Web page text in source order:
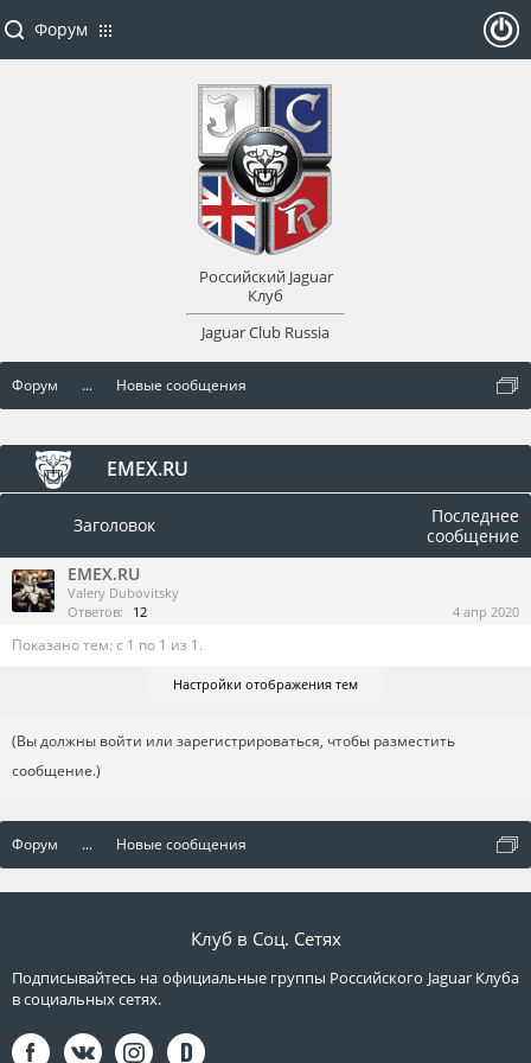
Форум ... Новые сообщения
EMEX.RU
Заголовок
Последнее
сообщение
EMEX.RU
Valery Dubovitsky
Ответов:
12 4 апр 2020
Показано тем: с 1 по 1 из 1.
Настройки отображения тем
(Вы должны войти или зарегистрироваться, чтобы разместить
сообщение.)
Форум ... Новые сообщения
Форум
Российский Jaguar
Клуб
Jaguar Club Russia
оват
Клуб в Соц. Сетях
Подписывайтесь на официальные группы Российского Jaguar Клуба
в социальных сетях.